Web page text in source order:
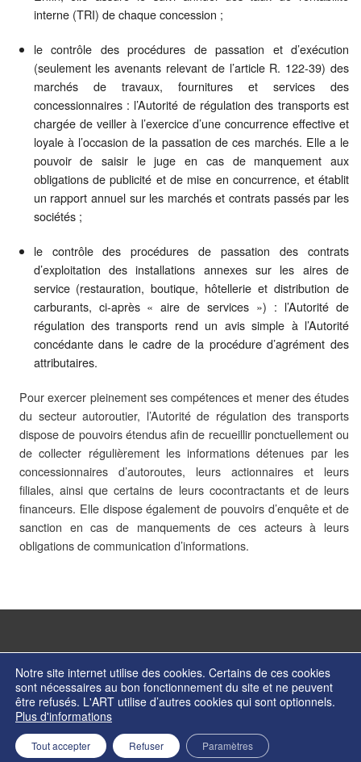
interne (TRI) de chaque concession ;
le contrôle des procédures de passation et d’exécution
(seulement les avenants relevant de l’article R. 122-39) des
marchés de travaux, fournitures et services des
concessionnaires : l’Autorité de régulation des transports est
chargée de veiller à l’exercice d’une concurrence effective et
loyale à l’occasion de la passation de ces marchés. Elle a le
pouvoir de saisir le juge en cas de manquement aux
obligations de publicité et de mise en concurrence, et établit
un rapport annuel sur les marchés et contrats passés par les
sociétés ;
le contrôle des procédures de passation des contrats
d’exploitation des installations annexes sur les aires de
service (restauration, boutique, hôtellerie et distribution de
carburants, ci-après « aire de services ») : l’Autorité de
régulation des transports rend un avis simple à l’Autorité
concédante dans le cadre de la procédure d’agrément des
attributaires.
Pour exercer pleinement ses compétences et mener des études
du secteur autoroutier, l’Autorité de régulation des transports
dispose de pouvoirs étendus afin de recueillir ponctuellement ou
de collecter régulièrement les informations détenues par les
concessionnaires d’autoroutes, leurs actionnaires et leurs
filiales, ainsi que certains de leurs cocontractants et de leurs
financeurs. Elle dispose également de pouvoirs d’enquête et de
sanction en cas de manquements de ces acteurs à leurs
obligations de communication d’informations.
© Copyright 2026 - Autorité de régulation des transports - ISSN 2274-2123
Retour en haut de page
Notre site internet utilise des cookies. Certains de ces cookies
sont nécessaires au bon fonctionnement du site et ne peuvent
être refusés. L'ART utilise d’autres cookies qui sont optionnels.
Plus d'informations
Tout accepter Refuser Paramètres